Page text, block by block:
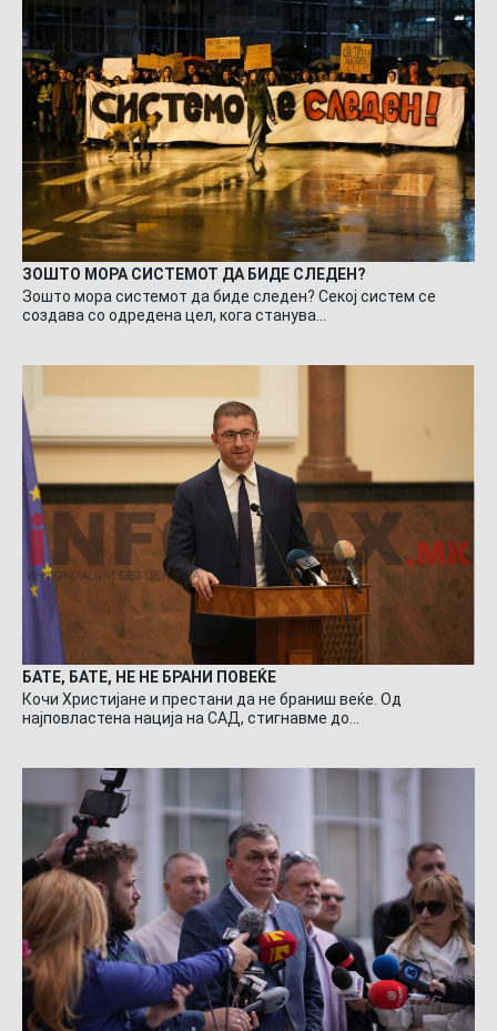
ЗОШТО МОРА СИСТЕМОТ ДА БИДЕ СЛЕДЕН?
Зошто мора системот да биде следен? Секој систем се
создава со одредена цел, кога станува…
БАТЕ, БАТЕ, НЕ НЕ БРАНИ ПОВЕЌЕ
Кочи Христијане и престани да не браниш веќе. Од
најповластена нација на САД, стигнавме до…